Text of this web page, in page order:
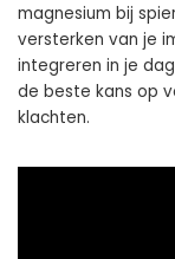
magnesium bij
versterken van je
integreren in je
de beste kans op
klachten.